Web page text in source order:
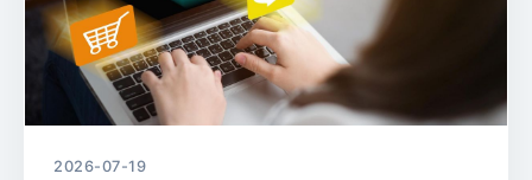
2026-07-19